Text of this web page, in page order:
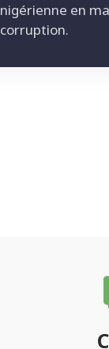
nigérienne en
corruption.